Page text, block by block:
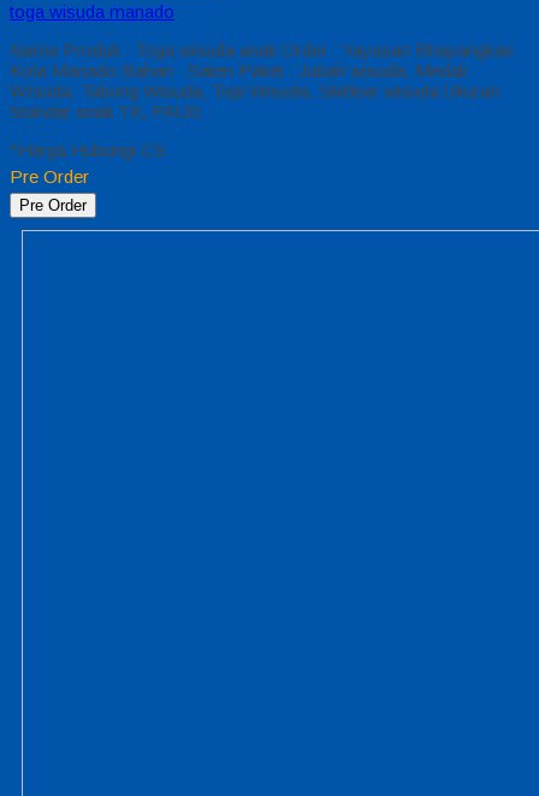
toga wisuda manado
Nama Produk : Toga wisuda anak Order : Yayasan Bhayangkari
Kota Manado Bahan : Saten Paket : Jubah wisuda, Medali
WIsuda, Tabung Wisuda, Topi Wisuda, Slebber wisuda Ukuran :
Standar anak TK, PAUD
*Harga Hubungi CS
Pre Order
Pre Order